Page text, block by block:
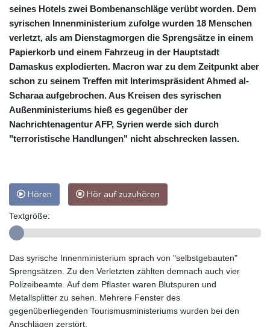
seines Hotels zwei Bombenanschläge verübt worden. Dem
syrischen Innenministerium zufolge wurden 18 Menschen
verletzt, als am Dienstagmorgen die Sprengsätze in einem
Papierkorb und einem Fahrzeug in der Hauptstadt
Damaskus explodierten. Macron war zu dem Zeitpunkt aber
schon zu seinem Treffen mit Interimspräsident Ahmed al-
Scharaa aufgebrochen. Aus Kreisen des syrischen
Außenministeriums hieß es gegenüber der
Nachrichtenagentur AFP, Syrien werde sich durch
"terroristische Handlungen" nicht abschrecken lassen.
Hören Hör auf zuzuhören
Textgröße:
Das syrische Innenministerium sprach von "selbstgebauten"
Sprengsätzen. Zu den Verletzten zählten demnach auch vier
Polizeibeamte. Auf dem Pflaster waren Blutspuren und
Metallsplitter zu sehen. Mehrere Fenster des
gegenüberliegenden Tourismusministeriums wurden bei den
Anschlägen zerstört.